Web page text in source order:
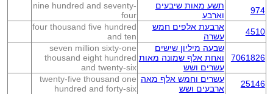
974
תשע מאות שיבעים
וארבע
nine hundred and seventy-
four
4510
ארבעת אלפים חמש
עשרה
four thousand five hundred
and ten
7061826
שבעה מיליון שישים
ואחת אלף שמונה מאות
עשרים ושש
seven million sixty-one
thousand eight hundred
and twenty-six
25146
עשרים וחמש אלף מאה
ארבעים ושש
twenty-five thousand one
hundred and forty-six